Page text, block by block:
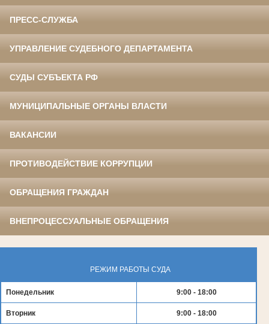
ПРЕСС-СЛУЖБА
УПРАВЛЕНИЕ СУДЕБНОГО ДЕПАРТАМЕНТА
СУДЫ СУБЪЕКТА РФ
МУНИЦИПАЛЬНЫЕ ОРГАНЫ ВЛАСТИ
ВАКАНСИИ
ПРОТИВОДЕЙСТВИЕ КОРРУПЦИИ
ОБРАЩЕНИЯ ГРАЖДАН
ВНЕПРОЦЕССУАЛЬНЫЕ ОБРАЩЕНИЯ
РЕЖИМ РАБОТЫ СУДА
Понедельник 9:00 - 18:00
Вторник 9:00 - 18:00